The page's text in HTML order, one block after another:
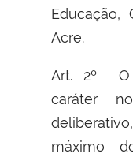
Educação,
Acre.
Art. 2º O
caráter
máximo